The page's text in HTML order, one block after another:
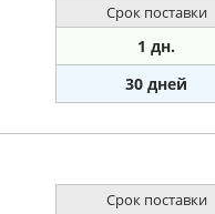
Срок поставки
1 дн.
30 дней
Срок поставки